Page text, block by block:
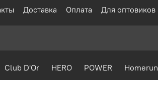
Доставка Оплата Для оптовиков
Club D'Or HERO POWER Homerun